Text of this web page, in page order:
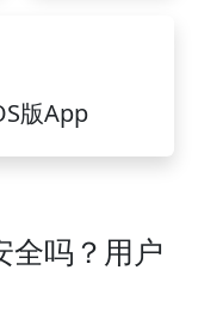
版App
全吗？用户